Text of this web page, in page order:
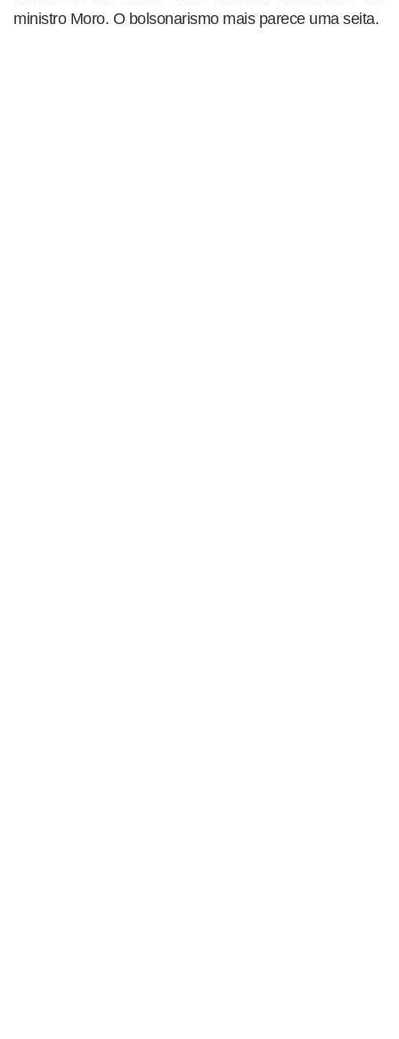
ministro Moro. O bolsonarismo mais parece uma seita.